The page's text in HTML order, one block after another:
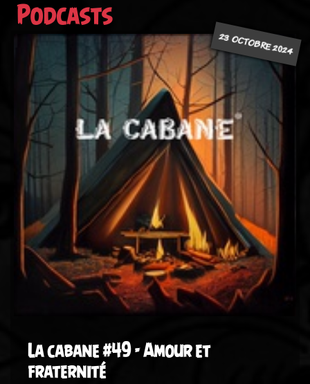
Podcasts
23 OCTOBRE 2024
La cabane #49 - Amour et
fraternité